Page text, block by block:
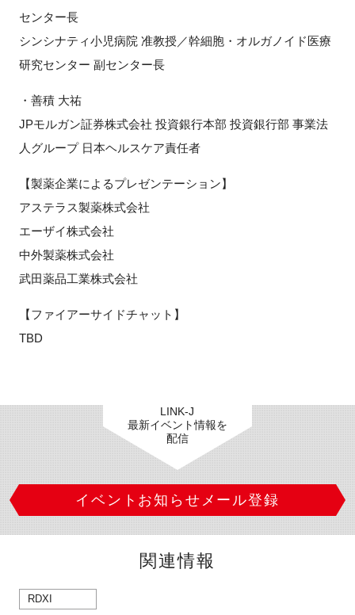
センター長
シンシナティ小児病院 准教授／幹細胞・オルガノイド医療
研究センター 副センター長
・善積 大祐
JPモルガン証券株式会社 投資銀行本部 投資銀行部 事業法
人グループ 日本ヘルスケア責任者
【製薬企業によるプレゼンテーション】
アステラス製薬株式会社
エーザイ株式会社
中外製薬株式会社
武田薬品工業株式会社
【ファイアーサイドチャット】
TBD
LINK-J
最新イベント情報を
配信
イベントお知らせメール登録
関連情報
RDXI